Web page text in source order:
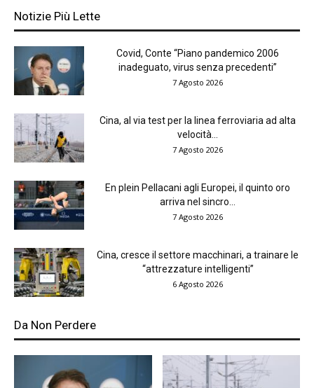
Notizie Più Lette
Covid, Conte “Piano pandemico 2006
inadeguato, virus senza precedenti”
7 Agosto 2026
Cina, al via test per la linea ferroviaria ad alta
velocità...
7 Agosto 2026
En plein Pellacani agli Europei, il quinto oro
arriva nel sincro...
7 Agosto 2026
Cina, cresce il settore macchinari, a trainare le
“attrezzature intelligenti”
6 Agosto 2026
Da Non Perdere